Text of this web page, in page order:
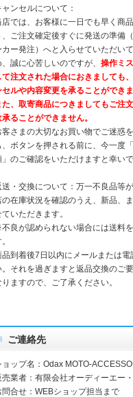
ャンセルについて：
店では、お客様に一日でも早く商
、ご注文確定後すぐに発送の準備
カー発注）へと入らせていただい
、誠に心苦しいのですが、 操作ミ
て注文された場合におきましても
セルや内容変更を承ることができ
た、取寄商品につきましてもご注
承ることができません。
客さまの大切なお買い物でご迷惑
、ボタンを押される前に、今一度
」のご確認をいただけますと幸い
送・交換について：万一不良品等
の在庫状況を確認のうえ、新品、
ていただきます。
良が認められない場合には送料
品到着後7日以内にメールまたは
。それを過ぎますと返品交換のご
りますので、ご了承ください。
ご連絡先
ョップ名：Odax MOTO-
売業者：有限会社オーディーエー
問合せ：WEBショップ担当まで